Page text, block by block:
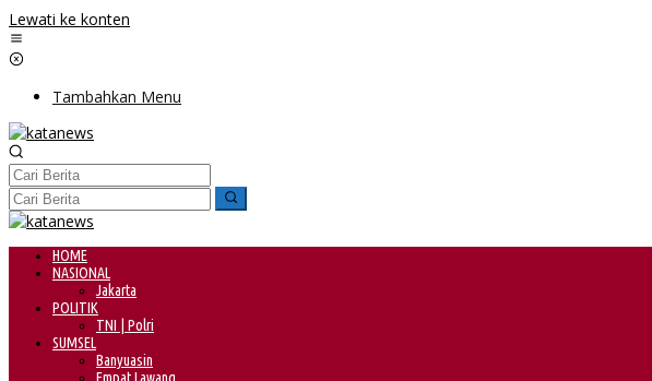
Lewati ke konten
Tambahkan Menu
HOME
NASIONAL
Jakarta
POLITIK
TNI | Polri
SUMSEL
Banyuasin